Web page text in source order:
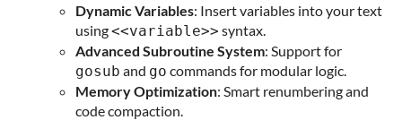
Dynamic Variables: Insert variables into your text
using<<variable>> syntax.
Advanced Subroutine System: Support for
gosub and go commands for modular logic.
Memory Optimization: Smart renumbering and
code compaction.